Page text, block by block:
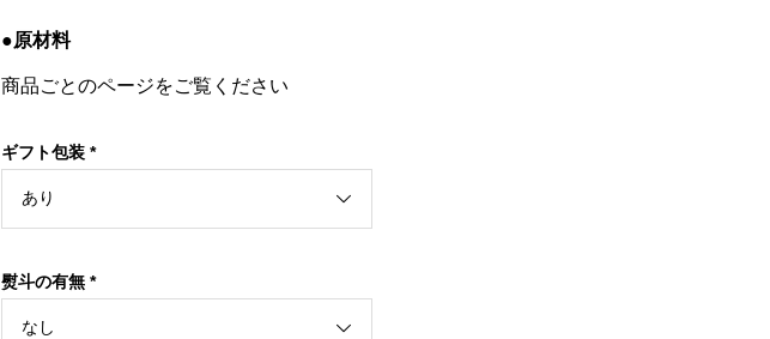
●原材料
商品ごとのページをご覧ください
ギフト包装 *
熨斗の有無 *